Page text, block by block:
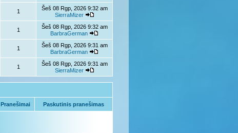
1
Šeš 08 Rgp, 2026 9:32 am
SierraMizer
1
Šeš 08 Rgp, 2026 9:32 am
BarbraGerman
1
Šeš 08 Rgp, 2026 9:31 am
BarbraGerman
1
Šeš 08 Rgp, 2026 9:31 am
SierraMizer
Pranešimai Paskutinis pranešimas